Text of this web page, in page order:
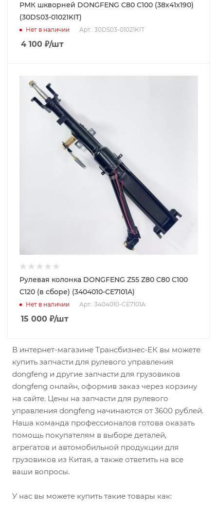
РМК шкворней DONGFENG C80 C100 (38х41х190)
(30DS03-01021KIT)
Нет в наличии Арт.: 30DS03-01021KIT
4 100 ₽/шт
Рулевая колонка DONGFENG Z55 Z80 C80 C100
C120 (в сборе) (3404010-CE7101A)
Нет в наличии Арт.: 3404010-CE7101A
15 000 ₽/шт
В интернет-магазине Трансбизнес-ЕК вы можете
купить запчасти для рулевого управления
dongfeng и другие запчасти для грузовиков
dongfeng онлайн, оформив заказ через корзину
на сайте. Цены на запчасти для рулевого
управления dongfeng начинаются от 3600 рублей.
Наша команда профессионалов готова оказать
помощь покупателям в выборе деталей,
агрегатов и автомобильной продукции для
грузовиков из Китая, а также ответить на все
ваши вопросы.
У нас вы можете купить такие товары как: